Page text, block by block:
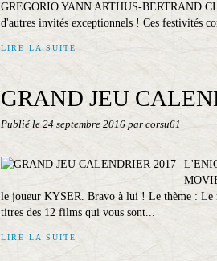
GREGORIO YANN ARTHUS-BERTRAND
d'autres invités exceptionnels ! Ces festivités
LIRE LA SUITE
GRAND JEU
Publié le 24 septembre 2016 par corsu61
le joueur KYSER. Bravo à lui ! Le thème : Le
titres des 12 films qui vous sont...
LIRE LA SUITE